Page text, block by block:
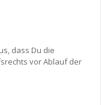
dass Du die
vor Ablauf der